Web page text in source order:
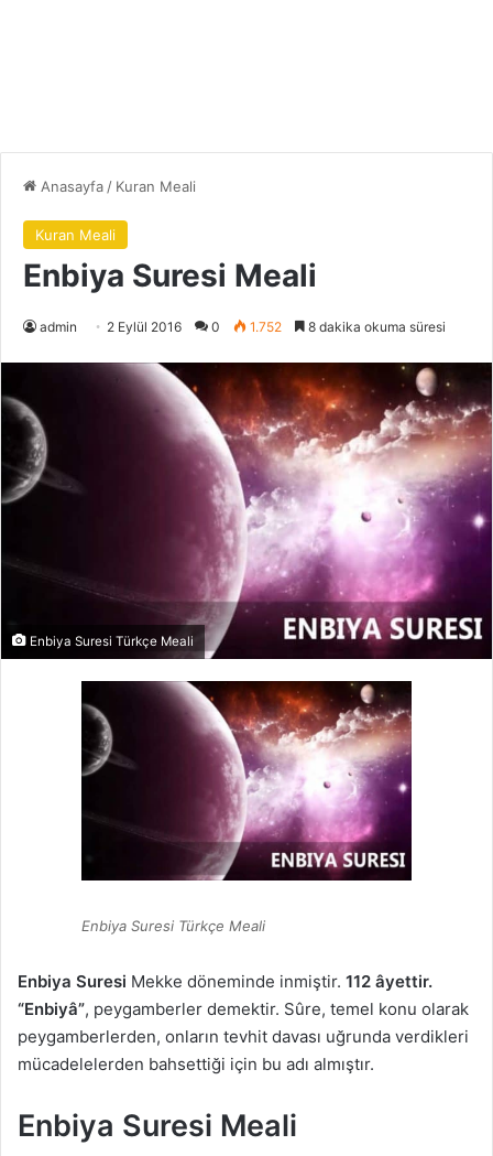
Anasayfa/ Kuran Meali
Kuran Meali
Enbiya Suresi Meali
admin 2 Eylül 2016 0 1.752 8 dakika okuma süresi
Enbiya Suresi Türkçe Meali
Enbiya Suresi Türkçe Meali
Enbiya Suresi Mekke döneminde inmiştir. 112 âyettir.
“Enbiyâ”, peygamberler demektir. Sûre, temel konu olarak
peygamberlerden, onların tevhit davası uğrunda verdikleri
mücadelelerden bahsettiği için bu adı almıştır.
Enbiya Suresi Meali